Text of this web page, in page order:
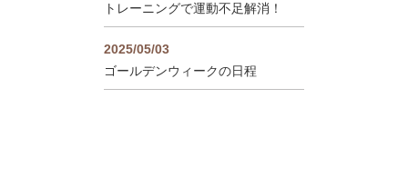
トレーニングで運動不足解消！
2025/05/03
ゴールデンウィークの日程